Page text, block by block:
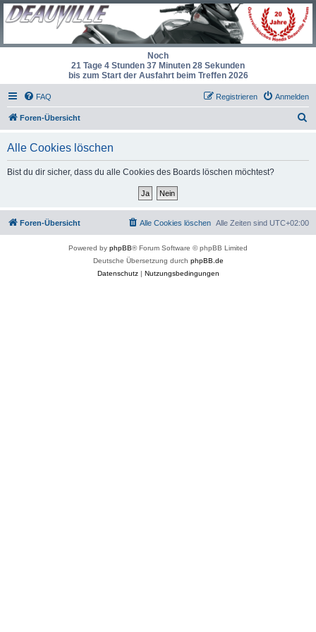
Noch
21 Tage 4 Stunden 37 Minuten 28 Sekunden
bis zum Start der Ausfahrt beim Treffen 2026
FAQ Anmelden
Registrieren
Foren-Übersicht
Alle Cookies löschen
Bist du dir sicher, dass du alle Cookies des Boards löschen möchtest?
Foren-Übersicht Alle Zeiten sind UTC+02:00
Alle Cookies löschen
Powered by phpBB® Forum Software © phpBB Limited
Deutsche Übersetzung durch phpBB.de
Datenschutz| Nutzungsbedingungen